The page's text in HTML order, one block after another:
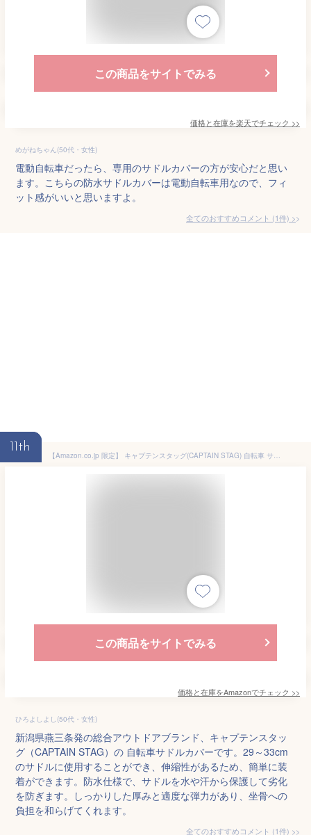
この商品をサイトでみる
価格と在庫を楽天でチェック >>
めがねちゃん(50代・女性)
電動自転車だったら、専用のサドルカバーの方が安心だと思い
ます。こちらの防水サドルカバーは電動自転車用なので、フィ
ット感がいいと思いますよ。
全てのおすすめコメント (1件) >
11th
【Amazon.co.jp 限定】 キャプテンスタッグ(CAPTAIN STAG) 自転車 サドルカバー 防水 ウルトラストレッチ スポーティ用 ブラック Y-7828 サドル幅16-27cm、サドル長さ29-33cm
この商品をサイトでみる
価格と在庫をAmazonでチェック >>
ひろよしよし(50代・女性)
新潟県燕三条発の総合アウトドアブランド、キャプテンスタッ
グ（CAPTAIN STAG）の 自転車サドルカバーです。29～33cm
のサドルに使用することができ、伸縮性があるため、簡単に装
着ができます。防水仕様で、サドルを水や汗から保護して劣化
を防ぎます。しっかりした厚みと適度な弾力があり、坐骨への
負担を和らげてくれます。
全てのおすすめコメント (1件) >